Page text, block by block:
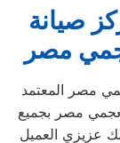
صيانة
مصر
مصر المعتمد
مصر بجميع
عزيزي العميل